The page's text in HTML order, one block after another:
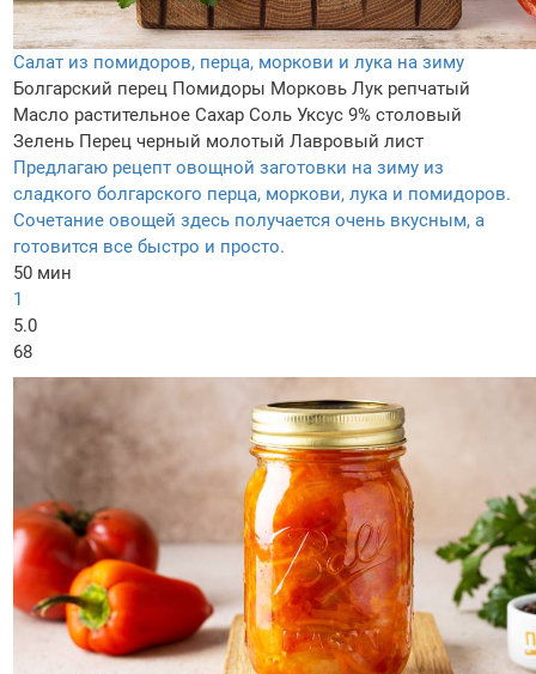
Салат из помидоров, перца, моркови и лука на зиму
Болгарский перец Помидоры Морковь Лук репчатый
Масло растительное Сахар Соль Уксус 9% столовый
Зелень Перец черный молотый Лавровый лист
Предлагаю рецепт овощной заготовки на зиму из
сладкого болгарского перца, моркови, лука и помидоров.
Сочетание овощей здесь получается очень вкусным, а
готовится все быстро и просто.
50 мин
1
5.0
68